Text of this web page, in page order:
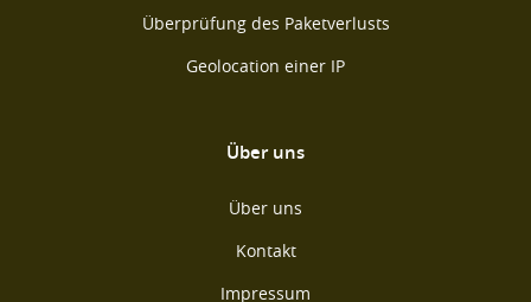
Überprüfung des Paketverlusts
Geolocation einer IP
Über uns
Über uns
Kontakt
Impressum